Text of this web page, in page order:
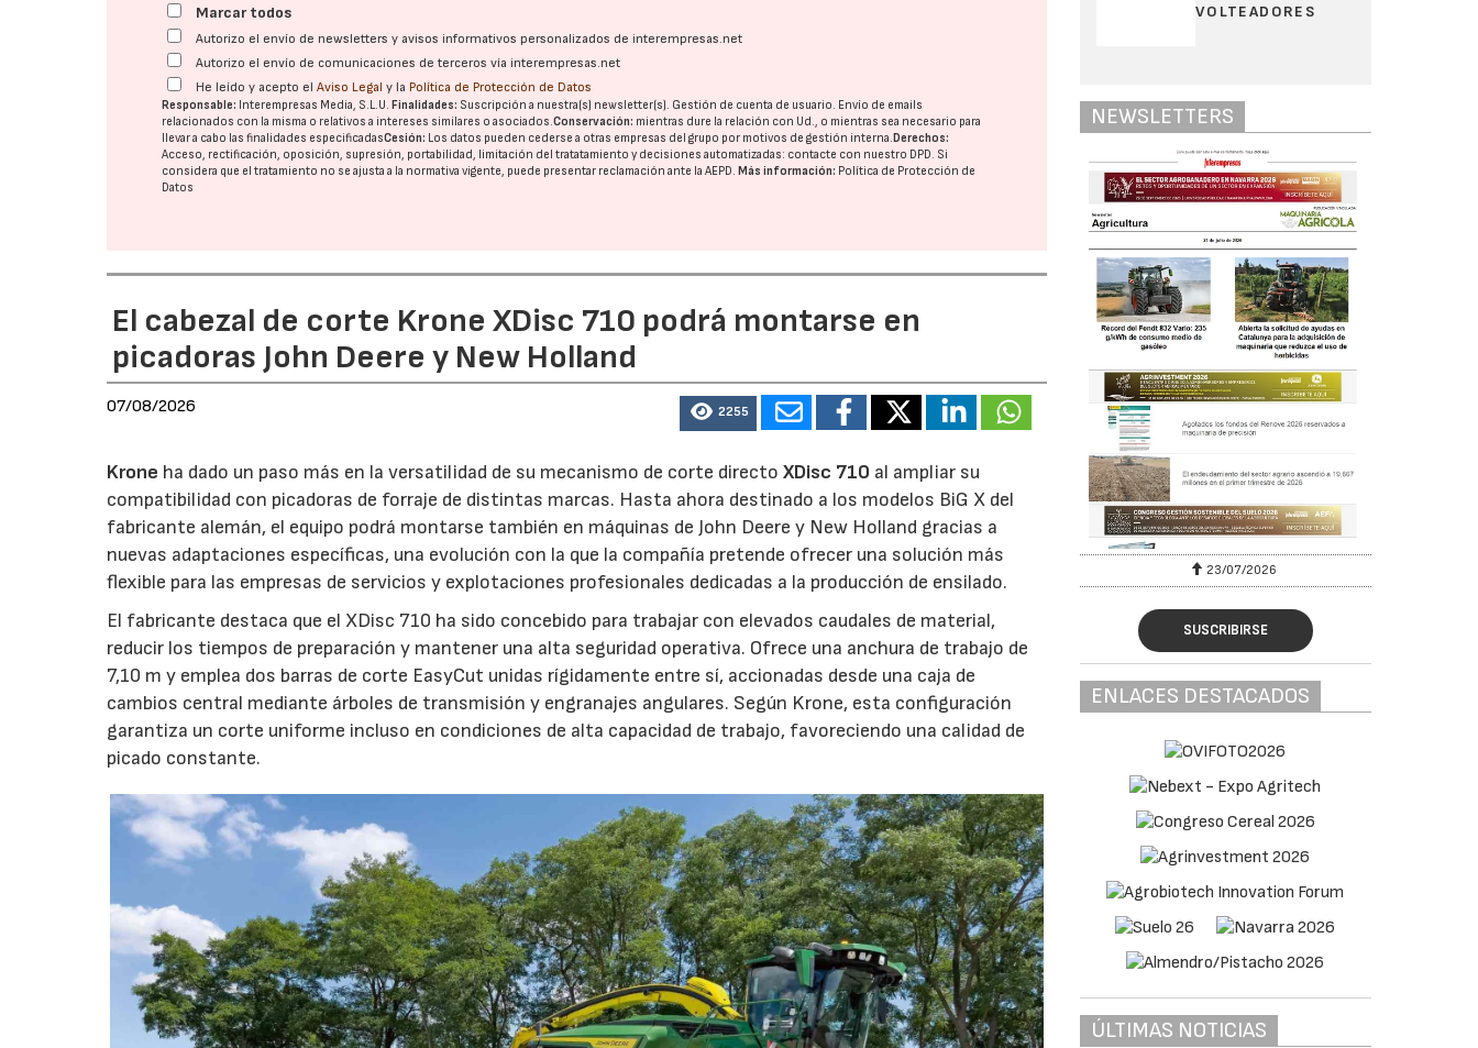
Marcar todos
Autorizo el envío de newsletters y avisos informativos personalizados de interempresas.net
Autorizo el envío de comunicaciones de terceros vía interempresas.net
He leído y acepto elAviso Legal y la Política de Protección de Datos
Responsable: Interempresas Media, S.L.U.Finalidades: Suscripción a nuestra(s) newsletter(s). Gestión de cuenta de usuario. Envío de emails
relacionados con la misma o relativos a intereses similares o asociados.Conservación: mientras dure la relación con Ud., o mientras sea necesario para
llevar a cabo las finalidades especificadasCesión: Los datos pueden cederse a otras empresas del grupo por motivos de gestión interna.Derechos:
Acceso, rectificación, oposición, supresión, portabilidad, limitación del tratatamiento y decisiones automatizadas: contacte con nuestro DPD. Si
considera que el tratamiento no se ajusta a la normativa vigente, puede presentar reclamación ante laAEPD.Más información: Política de Protección de
Datos
El cabezal de corte Krone XDisc 710 podrá montarse en
picadoras John Deere y New Holland
07/08/2026 2255
Krone ha dado un paso más en la versatilidad de su mecanismo de corte directoXDisc 710 al ampliar su
compatibilidad con picadoras de forraje de distintas marcas. Hasta ahora destinado a los modelos BiG X del
fabricante alemán, el equipo podrá montarse también en máquinas de John Deere y New Holland gracias a
nuevas adaptaciones específicas, una evolución con la que la compañía pretende ofrecer una solución más
flexible para las empresas de servicios y explotaciones profesionales dedicadas a la producción de ensilado.
El fabricante destaca que el XDisc 710 ha sido concebido para trabajar con elevados caudales de material,
reducir los tiempos de preparación y mantener una alta seguridad operativa. Ofrece una anchura de trabajo de
7,10 m y emplea dos barras de corte EasyCut unidas rígidamente entre sí, accionadas desde una caja de
cambios central mediante árboles de transmisión y engranajes angulares. Según Krone, esta configuración
garantiza un corte uniforme incluso en condiciones de alta capacidad de trabajo, favoreciendo una calidad de
picado constante.
VOLTEADORES
NEWSLETTERS
23/07/2026
SUSCRIBIRSE
ENLACES DESTACADOS
ÚLTIMAS NOTICIAS